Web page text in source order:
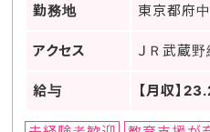
勤務地 東京都府
アクセス ＪＲ武蔵
給与 【月収】